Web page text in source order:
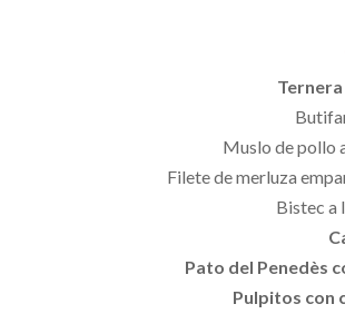
Ternera
Muslo de pollo
Filete de merluza
Bistec a
Pato del Penedès
Pulpitos con